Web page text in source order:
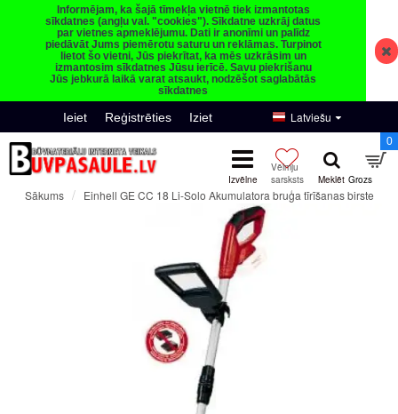
Informējam, ka šajā tīmekļa vietnē tiek izmantotas
sīkdatnes (angļu val. "cookies"). Sīkdatne uzkrāj datus
par vietnes apmeklējumu. Dati ir anonīmi un palīdz
piedāvāt Jums piemērotu saturu un reklāmas. Turpinot
lietot šo vietni, Jūs piekrītat, ka mēs uzkrāsim un
izmantosim sīkdatnes Jūsu ierīcē. Savu piekrišanu
Jūs jebkurā laikā varat atsaukt, nodzēšot saglabātās
sīkdatnes
Ieiet Reģistrēties Iziet Latviešu
0
Sākums Einhell GE CC 18 Li-Solo Akumulatora bruģa tīrīšanas birste